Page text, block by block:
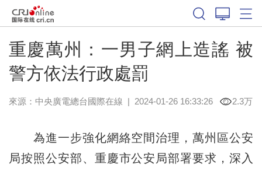
重慶萬州：一男子網上造謠 被
警方依法行政處罰
來源：中央廣電總台國際在線 | 2024-01-26 16:33:26 2.3万
為進一步強化網絡空間治理，萬州區公安
局按照公安部、重慶市公安局部署要求，深入